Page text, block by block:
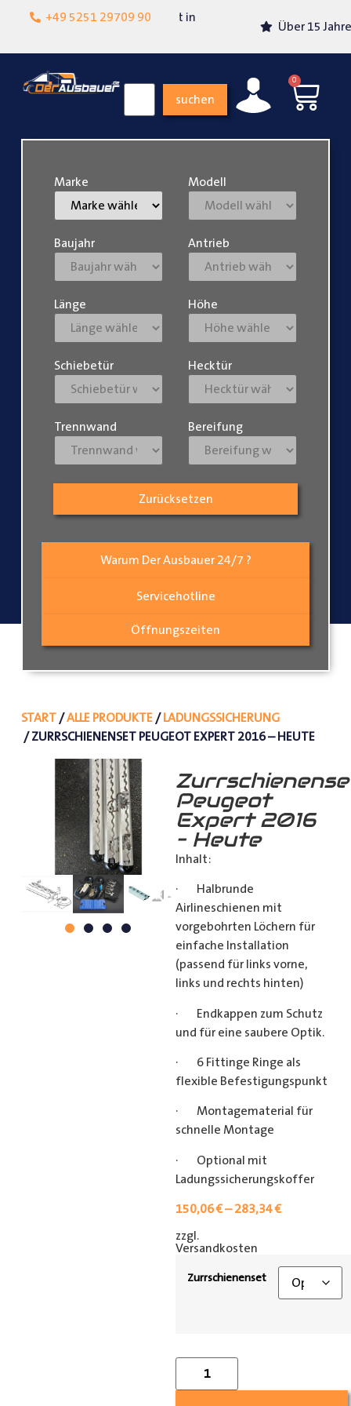
+49 5251 29709 90
Lokalgeschäft in
Über 15 Jahre Erfahrung
suchen
0
Warum Der Ausbauer 24/7 ?
Servicehotline
Öffnungszeiten
Marke Modell
Baujahr Antrieb
Länge Höhe
Schiebetür Hecktür
Trennwand Bereifung
Zurücksetzen
START/ALLE PRODUKTE/LADUNGSSICHERUNG
/ ZURRSCHIENENSET PEUGEOT EXPERT 2016 – HEUTE
Peugeot
Expert 2016
– Heute
Inhalt:
· Halbrunde
Airlineschienen mit
vorgebohrten Löchern für
einfache Installation
(passend für links vorne,
links und rechts hinten)
· Endkappen zum Schutz
und für eine saubere Optik.
· 6 Fittinge Ringe als
flexible Befestigungspunkt
· Montagematerial für
schnelle Montage
· Optional mit
Ladungssicherungskoffer
150,06€–283,34€
zzgl.
Versandkosten
Zurrschienenset